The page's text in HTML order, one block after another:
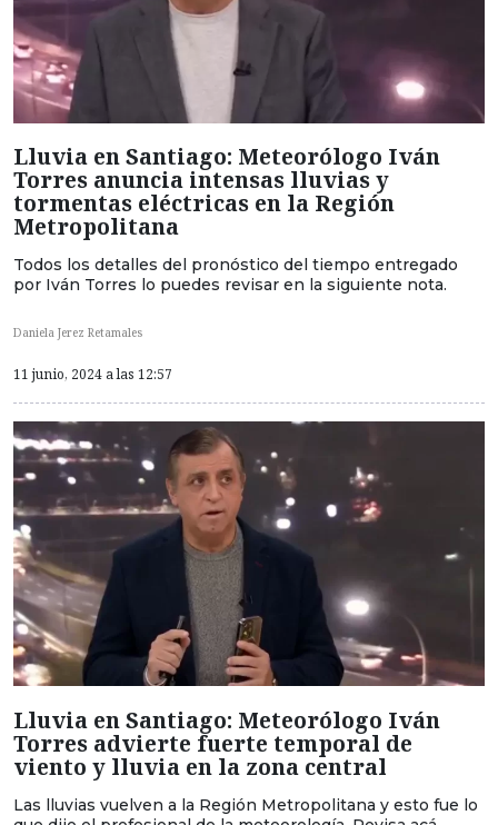
Lluvia en Santiago: Meteorólogo Iván
Torres anuncia intensas lluvias y
tormentas eléctricas en la Región
Metropolitana
Todos los detalles del pronóstico del tiempo entregado
por Iván Torres lo puedes revisar en la siguiente nota.
Daniela Jerez Retamales
11 junio, 2024 a las 12:57
Lluvia en Santiago: Meteorólogo Iván
Torres advierte fuerte temporal de
viento y lluvia en la zona central
Las lluvias vuelven a la Región Metropolitana y esto fue lo